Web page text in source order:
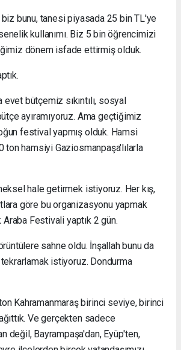
bunu, tanesi piyasada 25 bin TL'ye
kullanımı. Biz 5 bin öğrencimizi
dönem isfade ettirmiş olduk.
bütçemiz sıkıntılı, sosyal
ayıramıyoruz. Ama geçtiğimiz
festival yapmış olduk. Hamsi
ton hamsiyi Gaziosmanpaşa'lılarla
hale getirmek istiyoruz. Her kış,
göre bu organizasyonu yapmak
Festivali yaptık 2 gün.
sahne oldu. İnşallah bunu da
istiyoruz. Dondurma
Kahramanmaraş birinci seviye, birinci
Ve gerçekten sadece
değil, Bayrampaşa'dan, Eyüp'ten,